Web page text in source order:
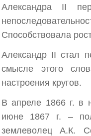
Александра II
Способствовала
Александр II стал
смысле этого
настроения кругов.
В апреле 1866 г. в
июне 1867 г. –
землеволец А.К.